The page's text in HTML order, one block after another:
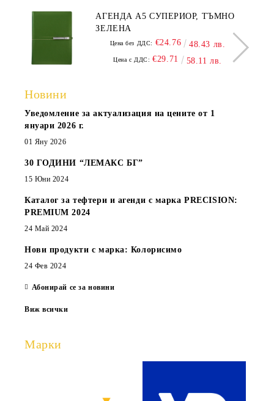
АГЕНДА А5 СУПЕРИОР, ТЪМНО
ЗЕЛЕНА
Цена без ДДС: €24.76 48.43 лв.
Цена с ДДС: €29.71 58.11 лв.
Новини
Уведомление за актуализация на цените от 1
януари 2026 г.
01 Яну 2026
30 ГОДИНИ “ЛЕМАКС БГ”
15 Юни 2024
Каталог за тефтери и агенди с марка PRECISION:
PREMIUM 2024
24 Май 2024
Нови продукти с марка: Колорисимо
24 Фев 2024
Абонирай се за новини
Виж всички
Марки